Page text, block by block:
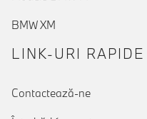
BMW XM
LINK-URI RAPIDE
Contactează-ne